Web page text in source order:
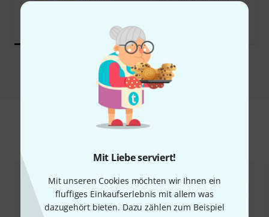
Mit Liebe serviert!
Mit unseren Cookies möchten wir Ihnen ein
fluffiges Einkaufserlebnis mit allem was
dazugehört bieten. Dazu zählen zum Beispiel
Vergleichen